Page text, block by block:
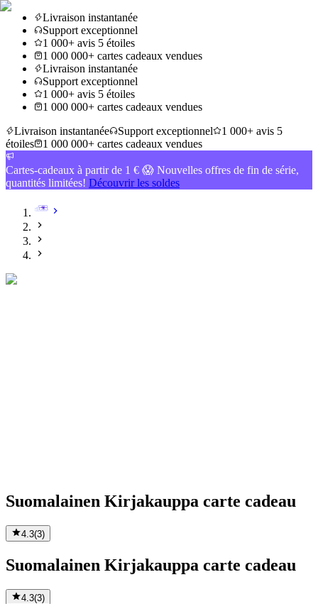
Livraison instantanée
Support exceptionnel
1 000+ avis 5 étoiles
1 000 000+ cartes cadeaux vendues
Livraison instantanée
Support exceptionnel
1 000+ avis 5 étoiles
1 000 000+ cartes cadeaux vendues
Livraison instantanée
Support exceptionnel
1 000+ avis 5
étoiles
1 000 000+ cartes cadeaux vendues
Cartes-cadeaux à partir de 1 € 😱 Nouvelles offres de fin de série,
quantités limitées! Découvrir les soldes
Suomalainen Kirjakauppa carte cadeau
4.3(3)
Suomalainen Kirjakauppa carte cadeau
4.3(3)